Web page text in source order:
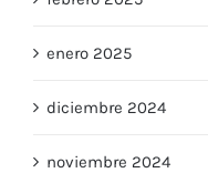
enero 2025
diciembre 2024
noviembre 2024